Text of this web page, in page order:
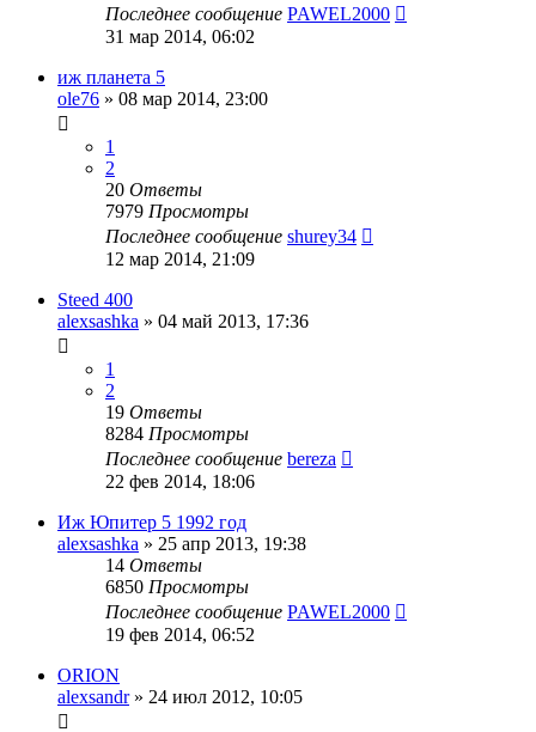
Последнее сообщение PAWEL2000
31 мар 2014, 06:02
иж планета 5
ole76 » 08 мар 2014, 23:00
1
2
20 Ответы
7979 Просмотры
Последнее сообщение shurey34
12 мар 2014, 21:09
Steed 400
alexsashka » 04 май 2013, 17:36
1
2
19 Ответы
8284 Просмотры
Последнее сообщение bereza
22 фев 2014, 18:06
Иж Юпитер 5 1992 год
alexsashka » 25 апр 2013, 19:38
14 Ответы
6850 Просмотры
Последнее сообщение PAWEL2000
19 фев 2014, 06:52
ORION
alexsandr» 24 июл 2012, 10:05